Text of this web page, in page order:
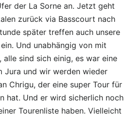
der La Sorne an. Jetzt geht
zurück via Basscourt nach
später treffen auch unsere
Und unabhängig von mit
sind sich einig, es war eine
Jura und wir werden wieder
Chrigu, der eine super Tour für
hat. Und er wird sicherlich noch
Tourenliste haben. Vielleicht